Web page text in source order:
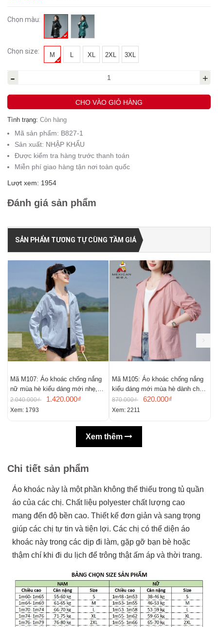
Chọn màu:
Chọn size: M L XL 2XL 3XL
- +
CHO VÀO GIỎ HÀNG
Tình trạng: Còn hàng
Mã sản phẩm: B827-1
Sản xuất: NHẬP KHẨU
Được kiểm tra hàng trước thanh toán
Miễn phí giao hàng tận nơi toàn quốc
Lượt xem: 1954
Đánh giá sản phẩm
SẢN PHẨM TƯƠNG TỰ CÙNG TẦM GIÁ
Mã M107: Áo khoác chống nắng
nữ mùa hè kiểu dáng mới nhẹ,
thoáng khí,
2.040.000₫ 1.420.000₫
Xem: 1793
Mã M105: Áo khoác chống nắng
kiểu dáng mới mùa hè dành cho
nữ
870.000₫ 620.000₫
Xem: 2211
Xem thêm
Chi tiết sản phẩm
Áo khoác này là một phần không thể thiếu trong tủ quần
áo của các chị. Chất liệu polyester chất lượng cao
mang đến độ bền cao. Thiết kế đơn giản và sang trọng
giúp các chị tự tin và tiện lợi. Các chị có thể diện áo
khoác này trong các dịp đi làm, gặp gỡ bạn bè hoặc
thậm chí khi đi du lịch để trông thật ấm áp và thời trang.